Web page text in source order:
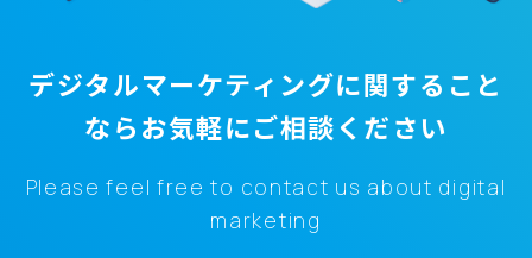
デジタルマーケティングに関すること
ならお気軽にご相談ください
Please feel free to contact us about digital
marketing